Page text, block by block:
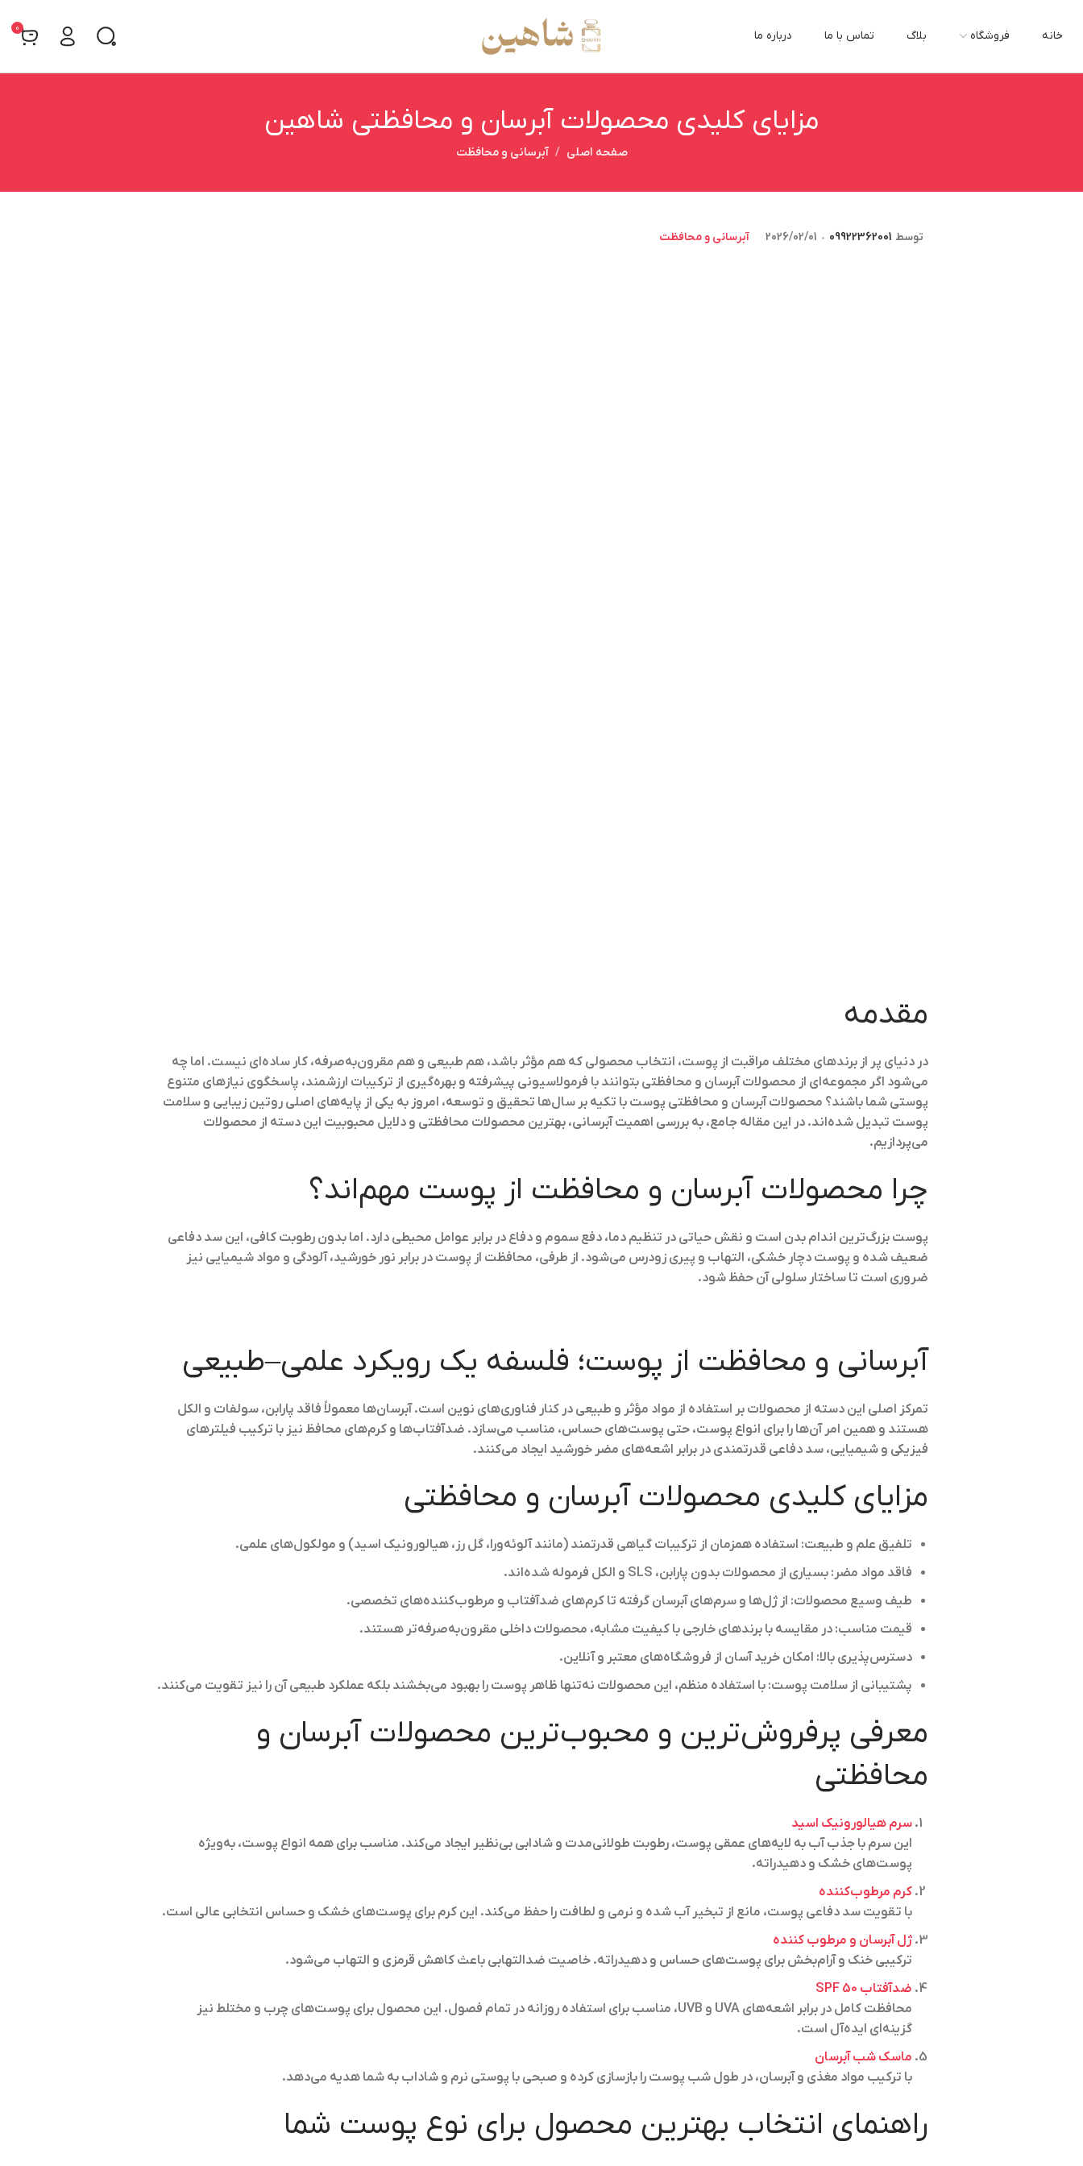
خانه فروشگاه بلاگ تماس با ما درباره ما
0
مزایای کلیدی محصولات آبرسان و محافظتی شاهین
صفحه اصلی آبرسانی و محافظت
توسط 09922362001
2026/02/01 آبرسانی و محافظت
مقدمه
در دنیای پر از برندهای مختلف مراقبت از پوست، انتخاب محصولی که هم مؤثر باشد، هم طبیعی و هم مقرون‌به‌صرفه، کار ساده‌ای نیست. اما چه
می‌شود اگر مجموعه‌ای از محصولات آبرسان و محافظتی بتوانند با فرمولاسیونی پیشرفته و بهره‌گیری از ترکیبات ارزشمند، پاسخگوی نیازهای متنوع
پوستی شما باشند؟ محصولات آبرسان و محافظتی پوست با تکیه بر سال‌ها تحقیق و توسعه، امروز به یکی از پایه‌های اصلی روتین زیبایی و سلامت
پوست تبدیل شده‌اند. در این مقاله جامع، به بررسی اهمیت آبرسانی، بهترین محصولات محافظتی و دلایل محبوبیت این دسته از محصولات
می‌پردازیم.
چرا محصولات آبرسان و محافظت از پوست مهم‌اند؟
پوست بزرگ‌ترین اندام بدن است و نقش حیاتی در تنظیم دما، دفع سموم و دفاع در برابر عوامل محیطی دارد. اما بدون رطوبت کافی، این سد دفاعی
ضعیف شده و پوست دچار خشکی، التهاب و پیری زودرس می‌شود. از طرفی، محافظت از پوست در برابر نور خورشید، آلودگی و مواد شیمیایی نیز
ضروری است تا ساختار سلولی آن حفظ شود.
آبرسانی و محافظت از پوست؛ فلسفه یک رویکرد علمی–طبیعی
تمرکز اصلی این دسته از محصولات بر استفاده از مواد مؤثر و طبیعی در کنار فناوری‌های نوین است. آبرسان‌ها معمولاً فاقد پارابن، سولفات و الکل
هستند و همین امر آن‌ها را برای انواع پوست، حتی پوست‌های حساس، مناسب می‌سازد. ضدآفتاب‌ها و کرم‌های محافظ نیز با ترکیب فیلترهای
فیزیکی و شیمیایی، سد دفاعی قدرتمندی در برابر اشعه‌های مضر خورشید ایجاد می‌کنند.
مزایای کلیدی محصولات آبرسان و محافظتی
تلفیق علم و طبیعت: استفاده همزمان از ترکیبات گیاهی قدرتمند (مانند آلوئه‌ورا، گل رز، هیالورونیک اسید) و مولکول‌های علمی.
فاقد مواد مضر: بسیاری از محصولات بدون پارابن، SLS و الکل فرموله شده‌اند.
طیف وسیع محصولات: از ژل‌ها و سرم‌های آبرسان گرفته تا کرم‌های ضدآفتاب و مرطوب‌کننده‌های تخصصی.
قیمت مناسب: در مقایسه با برندهای خارجی با کیفیت مشابه، محصولات داخلی مقرون‌به‌صرفه‌تر هستند.
دسترس‌پذیری بالا: امکان خرید آسان از فروشگاه‌های معتبر و آنلاین.
پشتیبانی از سلامت پوست: با استفاده منظم، این محصولات نه‌تنها ظاهر پوست را بهبود می‌بخشند بلکه عملکرد طبیعی آن را نیز تقویت می‌کنند.
معرفی پرفروش‌ترین و محبوب‌ترین محصولات آبرسان و
محافظتی
سرم هیالورونیک اسید
این سرم با جذب آب به لایه‌های عمقی پوست، رطوبت طولانی‌مدت و شادابی بی‌نظیر ایجاد می‌کند. مناسب برای همه انواع پوست، به‌ویژه
پوست‌های خشک و دهیدراته.
کرم مرطوب‌کننده
با تقویت سد دفاعی پوست، مانع از تبخیر آب شده و نرمی و لطافت را حفظ می‌کند. این کرم برای پوست‌های خشک و حساس انتخابی عالی است.
ژل آبرسان و مرطوب کننده
ترکیبی خنک و آرام‌بخش برای پوست‌های حساس و دهیدراته. خاصیت ضدالتهابی باعث کاهش قرمزی و التهاب می‌شود.
ضدآفتاب SPF 50
محافظت کامل در برابر اشعه‌های UVA و UVB، مناسب برای استفاده روزانه در تمام فصول. این محصول برای پوست‌های چرب و مختلط نیز
گزینه‌ای ایده‌آل است.
ماسک شب آبرسان
با ترکیب مواد مغذی و آبرسان، در طول شب پوست را بازسازی کرده و صبحی با پوستی نرم و شاداب به شما هدیه می‌دهد.
راهنمای انتخاب بهترین محصول برای نوع پوست شما